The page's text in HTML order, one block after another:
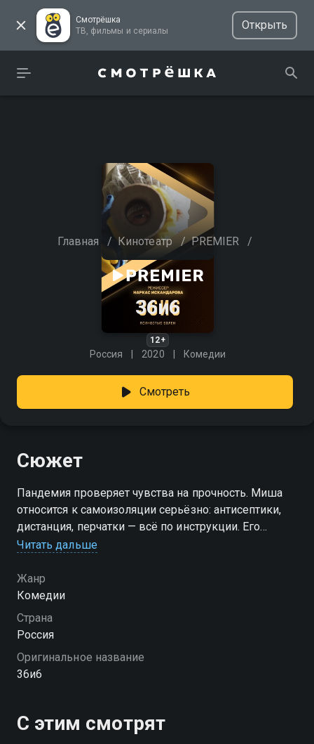
Смотрёшка
ТВ, фильмы и сериалы
Открыть
Главная / Кинотеатр / PREMIER /
36и6
12+
Россия 2020 Комедии
Смотреть
Сюжет
Пандемия проверяет чувства на прочность. Миша
относится к самоизоляции серьёзно: антисептики,
дистанция, перчатки — всё по инструкции. Его
девушка Таня, наоборот, не верит в запреты и
просто трясёт. И чтобы доказать, что меры нужны,
он решается на крайность. Какую? Узнаете, когда
вирус — не главное, а нервы — уже на пределе.
«36и6» — смотрите онлайн в хорошем качестве.
Читать дальше
Жанр
Комедии
Страна
Россия
Оригинальное название
36и6
С этим смотрят